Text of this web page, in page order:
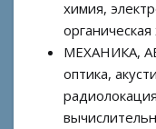
химия,
МЕХАНИКА,
оптика,